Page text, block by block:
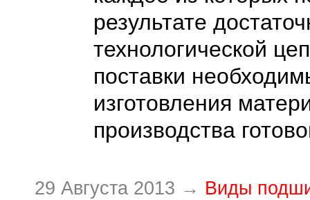
результате
технологической
поставки
изготовления
производства
29 Августа 2013 → Виды